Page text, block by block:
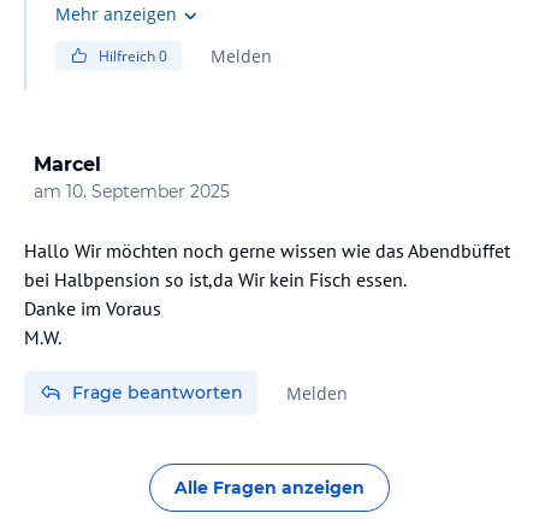
Komponenten. Das aktuelle Buffet für den jeweiligen
Mehr anzeigen
Hilfreich0 Melden
Marcel
am 10. September 2025
Hallo Wir möchten noch gerne wissen wie das Abendbüffet
bei Halbpension so ist,da Wir kein Fisch essen.
Danke im Voraus
M.W.
Frage beantworten Melden
Alle Fragen anzeigen